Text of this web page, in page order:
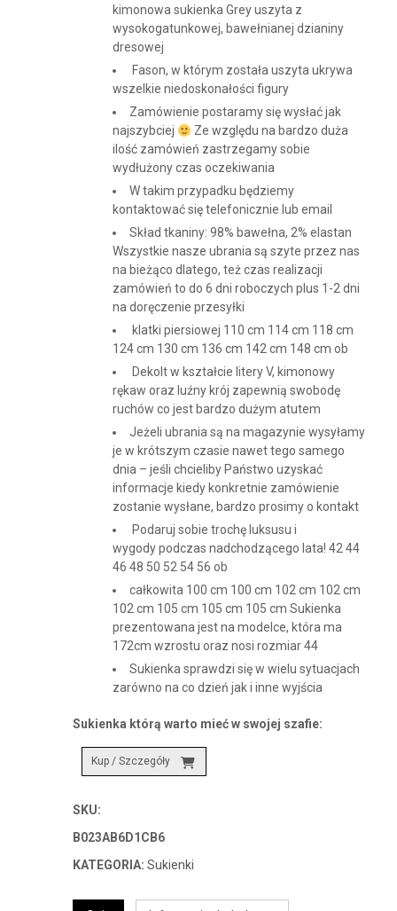
kimonowa sukienka Grey uszyta z
wysokogatunkowej, bawełnianej dzianiny
dresowej
Fason, w którym została uszyta ukrywa
wszelkie niedoskonałości figury
Zamówienie postaramy się wysłać jak
najszybciej
Ze względu na bardzo duża
ilość zamówień zastrzegamy sobie
wydłużony czas oczekiwania
W takim przypadku będziemy
kontaktować się telefonicznie lub email
Skład tkaniny: 98% bawełna, 2% elastan
Wszystkie nasze ubrania są szyte przez nas
na bieżąco dlatego, też czas realizacji
zamówień to do 6 dni roboczych plus 1-2 dni
na doręczenie przesyłki
klatki piersiowej 110 cm 114 cm 118 cm
124 cm 130 cm 136 cm 142 cm 148 cm ob
Dekolt w kształcie litery V, kimonowy
rękaw oraz luźny krój zapewnią swobodę
ruchów co jest bardzo dużym atutem
Jeżeli ubrania są na magazynie wysyłamy
je w krótszym czasie nawet tego samego
dnia – jeśli chcieliby Państwo uzyskać
informacje kiedy konkretnie zamówienie
zostanie wysłane, bardzo prosimy o kontakt
Podaruj sobie trochę luksusu i
wygody podczas nadchodzącego lata! 42 44
46 48 50 52 54 56 ob
całkowita 100 cm 100 cm 102 cm 102 cm
102 cm 105 cm 105 cm 105 cm Sukienka
prezentowana jest na modelce, która ma
172cm wzrostu oraz nosi rozmiar 44
Sukienka sprawdzi się w wielu sytuacjach
zarówno na co dzień jak i inne wyjścia
Sukienka którą warto mieć w swojej szafie:
Kup / Szczegóły
SKU:
B023AB6D1CB6
KATEGORIA: Sukienki